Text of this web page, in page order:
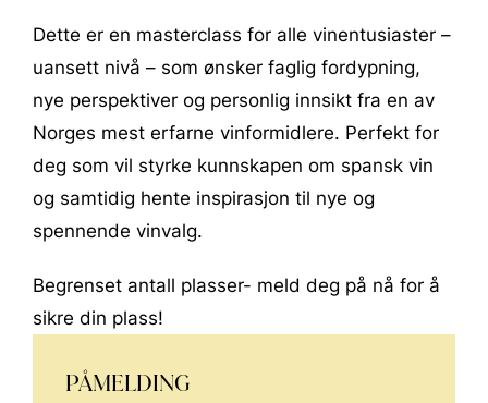
Dette er en masterclass for alle vinentusiaster –
uansett nivå – som ønsker faglig fordypning,
nye perspektiver og personlig innsikt fra en av
Norges mest erfarne vinformidlere. Perfekt for
deg som vil styrke kunnskapen om spansk vin
og samtidig hente inspirasjon til nye og
spennende vinvalg.
Begrenset antall plasser- meld deg på nå for å
sikre din plass!
PÅMELDING